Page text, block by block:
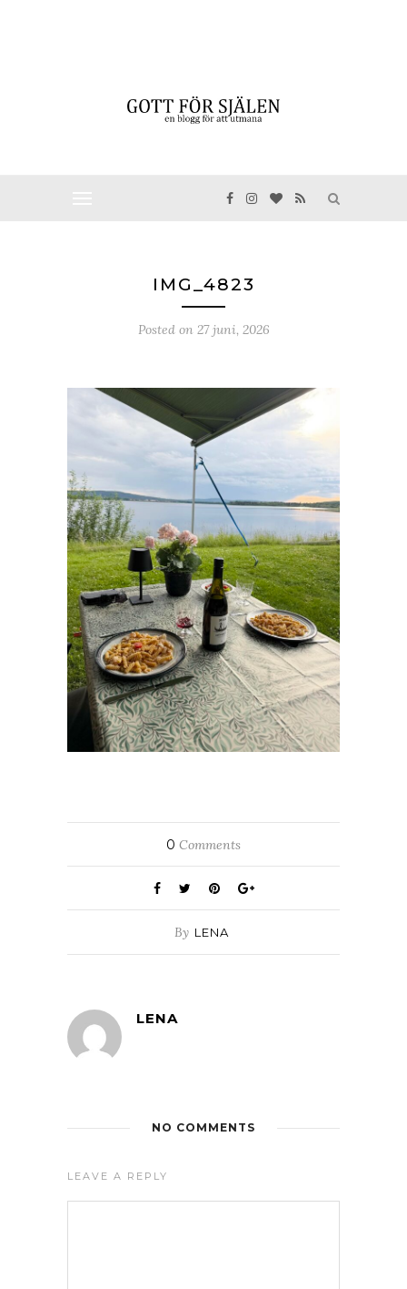
IMG_4823
Posted on 27 juni, 2026
0 Comments
By LENA
LENA
NO COMMENTS
LEAVE A REPLY